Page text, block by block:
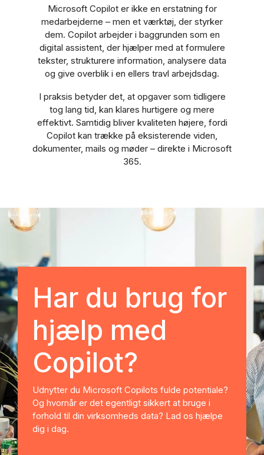
Microsoft Copilot er ikke en erstatning for
medarbejderne – men et værktøj, der styrker
dem. Copilot arbejder i baggrunden som en
digital assistent, der hjælper med at formulere
tekster, strukturere information, analysere data
og give overblik i en ellers travl arbejdsdag.
I praksis betyder det, at opgaver som tidligere
tog lang tid, kan klares hurtigere og mere
effektivt. Samtidig bliver kvaliteten højere, fordi
Copilot kan trække på eksisterende viden,
dokumenter, mails og møder – direkte i Microsoft
365.
Har du brug for
hjælp med
Copilot?
Udnytter du Microsoft Copilots fulde potentiale?
Og hvornår er det egentligt sikkert at bruge i
forhold til din virksomheds data? Lad os hjælpe
dig i dag.